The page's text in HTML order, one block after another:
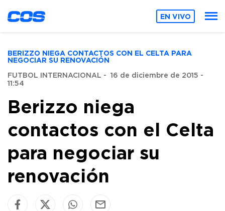
EN VIVO
BERIZZO NIEGA CONTACTOS CON EL CELTA PARA
NEGOCIAR SU RENOVACIÓN
FUTBOL INTERNACIONAL - 16 de diciembre de 2015 -
11:54
Berizzo niega
contactos con el Celta
para negociar su
renovación